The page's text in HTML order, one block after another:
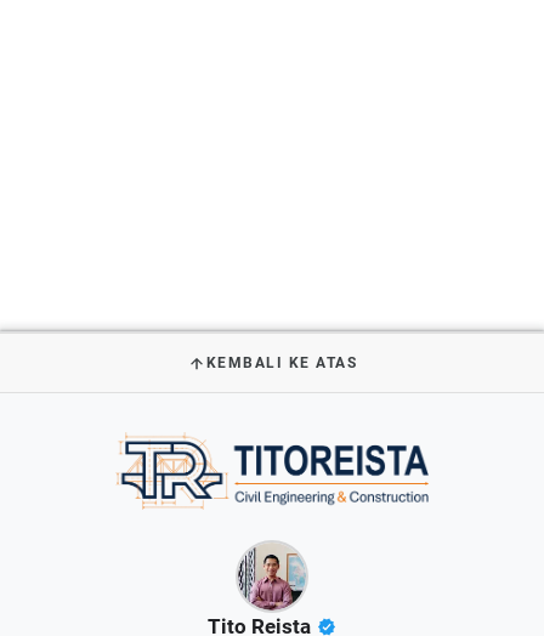
KEMBALI KE ATAS
Tito Reista